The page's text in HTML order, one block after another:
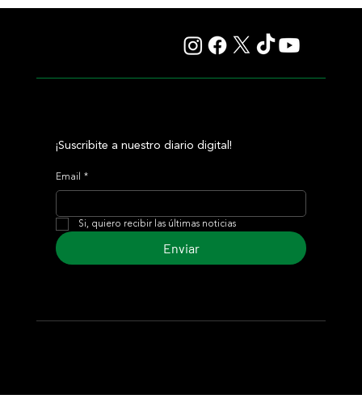
¡Suscribite a nuestro diario digital!
Email *
Si, quiero recibir las últimas noticias
Enviar